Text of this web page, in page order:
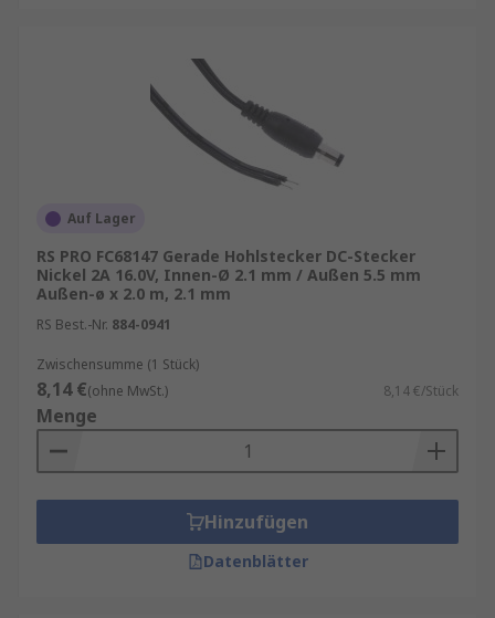
Auf Lager
RS PRO FC68147 Gerade Hohlstecker DC-Stecker
Nickel 2A 16.0V, Innen-Ø 2.1 mm / Außen 5.5 mm
Außen-ø x 2.0 m, 2.1 mm
RS Best.-Nr. 884-0941
Zwischensumme (1 Stück)
8,14 €(ohne MwSt.) 8,14 €/Stück
Menge
Hinzufügen
Datenblätter